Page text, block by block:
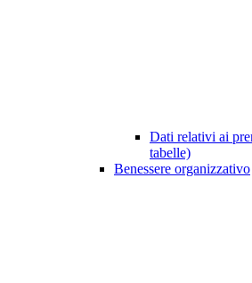
Dati relativi ai
tabelle)
Benessere organizzativo